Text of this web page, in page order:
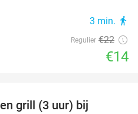
3 min. directions_walk
Regulier €22
€14
grill (3 uur) bij